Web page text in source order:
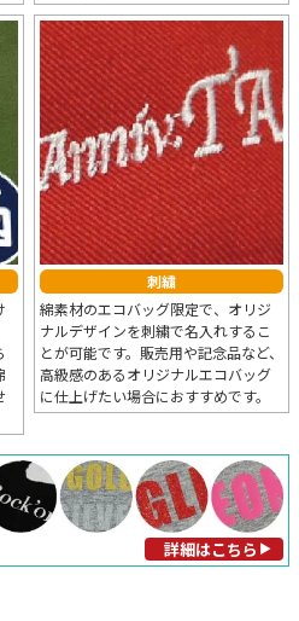
刺繍
綿素材のエコバッグ限定で、オリジ
ナルデザインを刺繍で名入れするこ
とが可能です。販売用や記念品など、
高級感のあるオリジナルエコバッグ
に仕上げたい場合におすすめです。
詳細はこちら